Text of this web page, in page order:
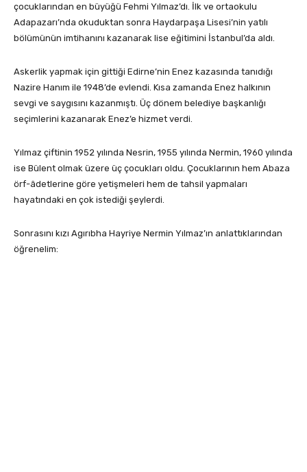
çocuklarından en büyüğü Fehmi Yılmaz’dı. İlk ve ortaokulu
Adapazarı’nda okuduktan sonra Haydarpaşa Lisesi’nin yatılı
bölümünün imtihanını kazanarak lise eğitimini İstanbul’da aldı.
Askerlik yapmak için gittiği Edirne’nin Enez kazasında tanıdığı
Nazire Hanım ile 1948’de evlendi. Kısa zamanda Enez halkının
sevgi ve saygısını kazanmıştı. Üç dönem belediye başkanlığı
seçimlerini kazanarak Enez’e hizmet verdi.
Yılmaz çiftinin 1952 yılında Nesrin, 1955 yılında Nermin, 1960 yılında
ise Bülent olmak üzere üç çocukları oldu. Çocuklarının hem Abaza
örf-âdetlerine göre yetişmeleri hem de tahsil yapmaları
hayatındaki en çok istediği şeylerdi.
Sonrasını kızı Agırıbha Hayriye Nermin Yılmaz’ın anlattıklarından
öğrenelim: